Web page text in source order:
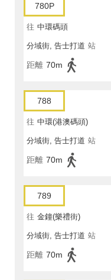
780P
往 中環碼頭
分域街, 告士打道 站
距離 70m
788
往 中環(港澳碼頭)
分域街, 告士打道 站
距離 70m
789
往 金鐘(樂禮街)
分域街, 告士打道 站
距離 70m